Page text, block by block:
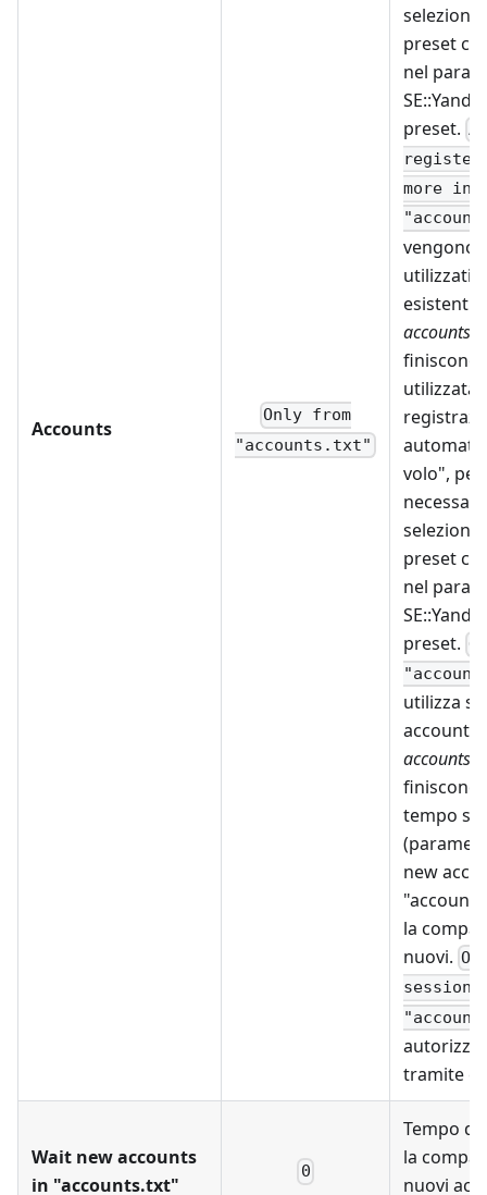
Accounts
Only from
"accounts.txt"
preset
nel
preset.
more in
vengono
utilizzati
esistenti
finiscono,
utilizzata
volo", per
preset
nel
preset.
utilizza
account
tempo
new
la
nuovi.
tramite
Wait new accounts
in "accounts.txt"
0
Tempo di
la
nuovi